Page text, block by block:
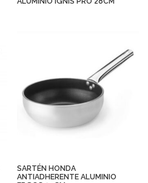
SARTÉN HONDA
ANTIADHERENTE ALUMINIO